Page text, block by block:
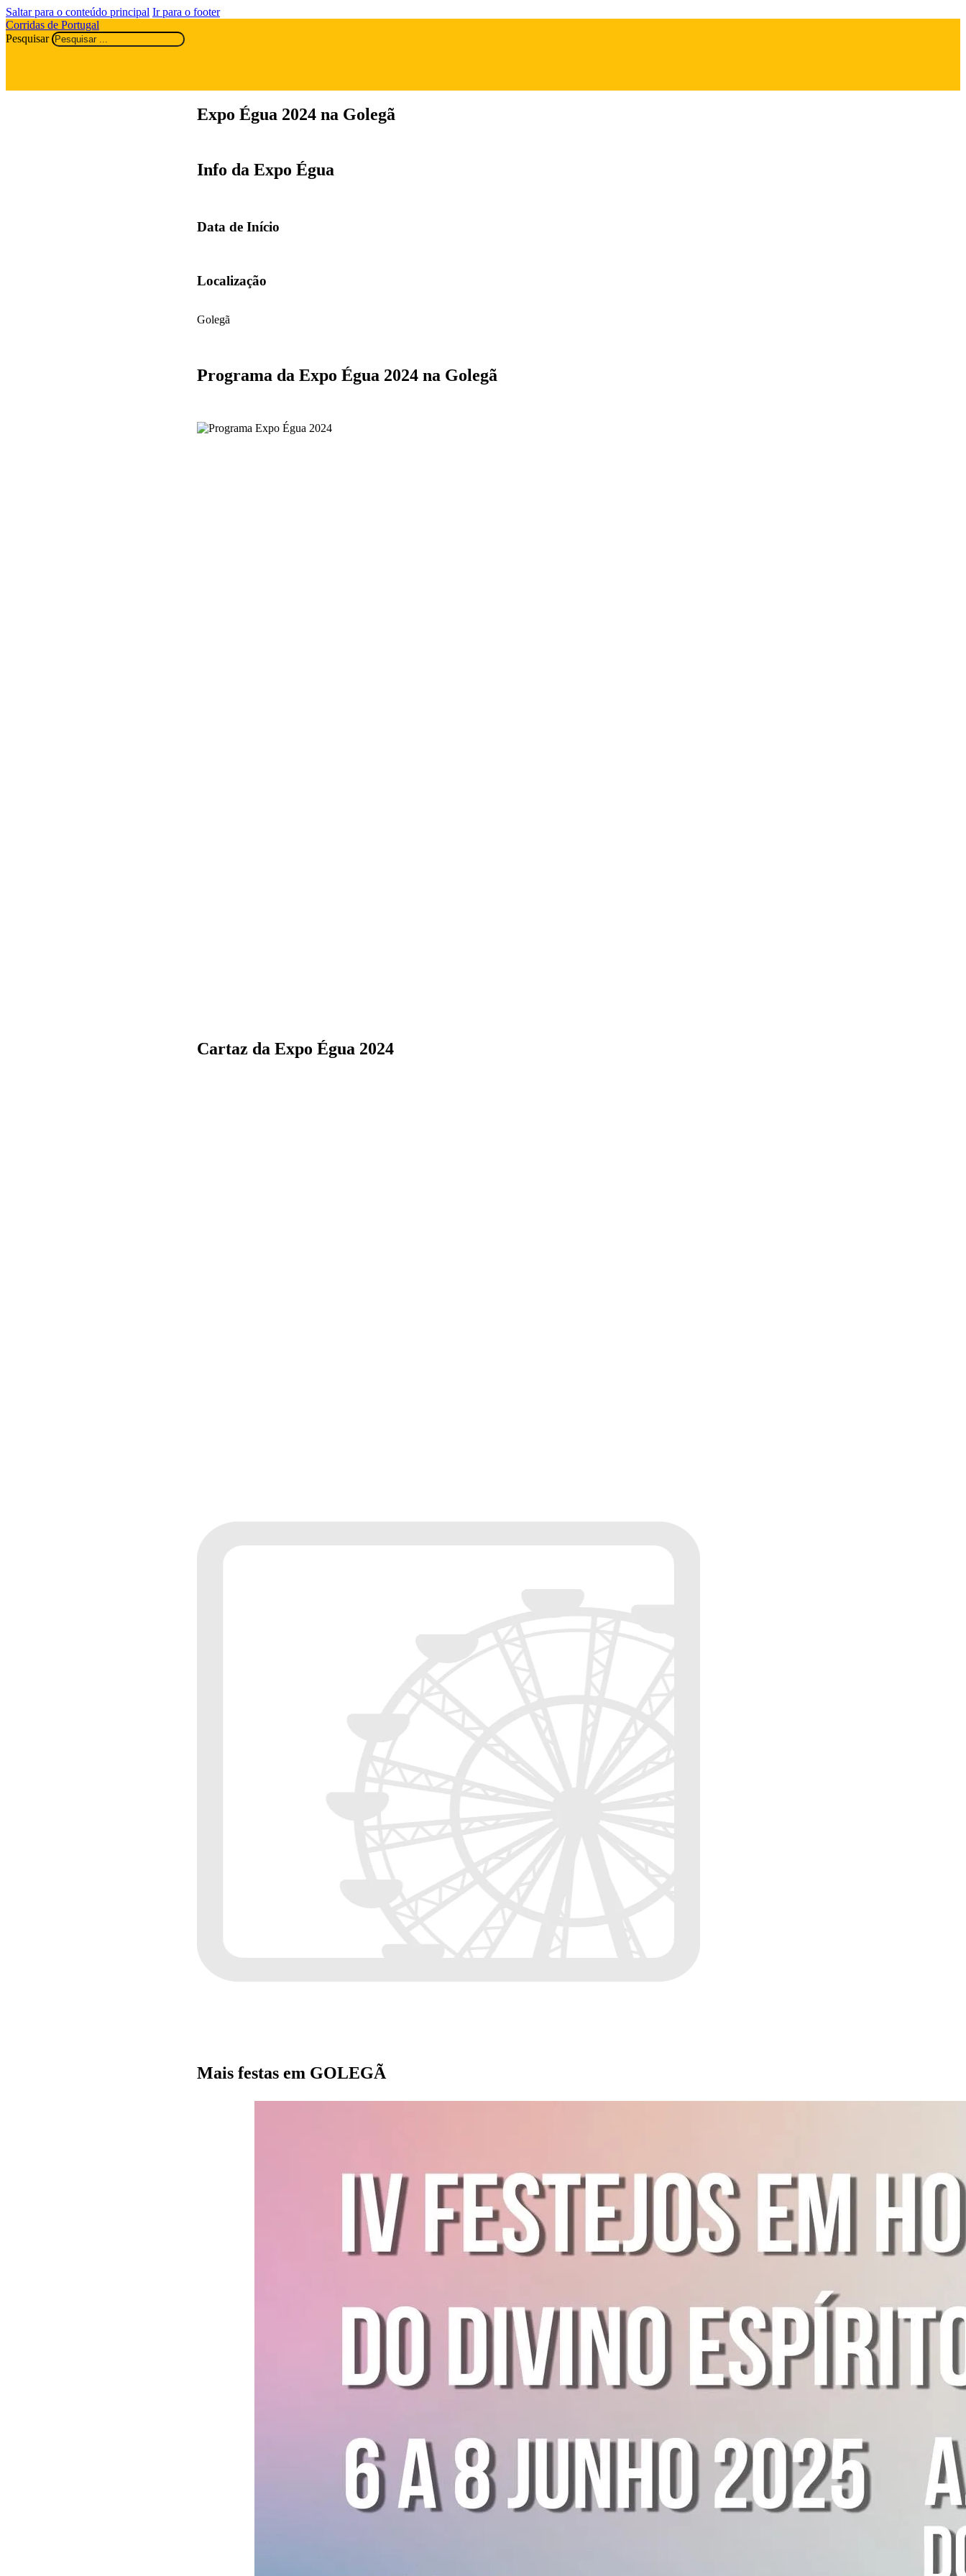
Saltar para o conteúdo principal Ir para o footer
Corridas de Portugal
Pesquisar
Expo Égua 2024 na Golegã
Info da Expo Égua
Data de Início
Localização
Golegã
Programa da Expo Égua 2024 na Golegã
Cartaz da Expo Égua 2024
Mais festas em GOLEGÃ